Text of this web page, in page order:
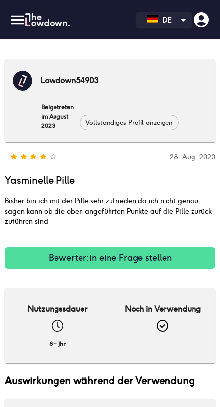
DE
Lowdown54903
Beigetreten
im August
2023
Vollständiges Profil anzeigen
28. Aug. 2023
Yasminelle Pille
Bisher bin ich mit der Pille sehr zufrieden da ich nicht genau
sagen kann ob die oben angeführten Punkte auf die Pille zurück
zuführen sind
Bewerter:in eine Frage stellen
Nutzungssdauer
8+ Jhr
Noch in Verwendung
Auswirkungen während der Verwendung